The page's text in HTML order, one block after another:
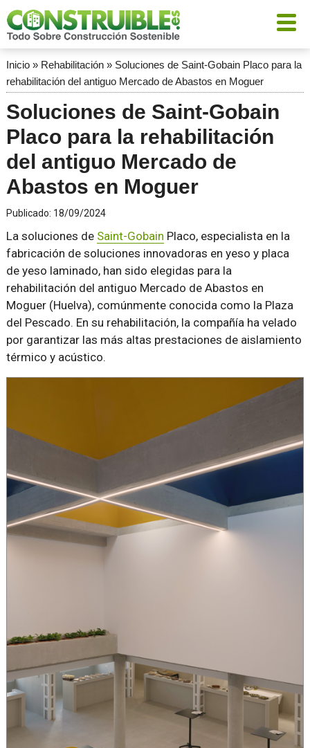
Inicio» Rehabilitación» Soluciones de Saint-Gobain Placo para la
rehabilitación del antiguo Mercado de Abastos en Moguer
Soluciones de Saint-Gobain
Placo para la rehabilitación
del antiguo Mercado de
Abastos en Moguer
Publicado: 18/09/2024
La soluciones de Saint-Gobain Placo, especialista en la
fabricación de soluciones innovadoras en yeso y placa
de yeso laminado, han sido elegidas para la
rehabilitación del antiguo Mercado de Abastos en
Moguer (Huelva), comúnmente conocida como la Plaza
del Pescado. En su rehabilitación, la compañía ha velado
por garantizar las más altas prestaciones de aislamiento
térmico y acústico.